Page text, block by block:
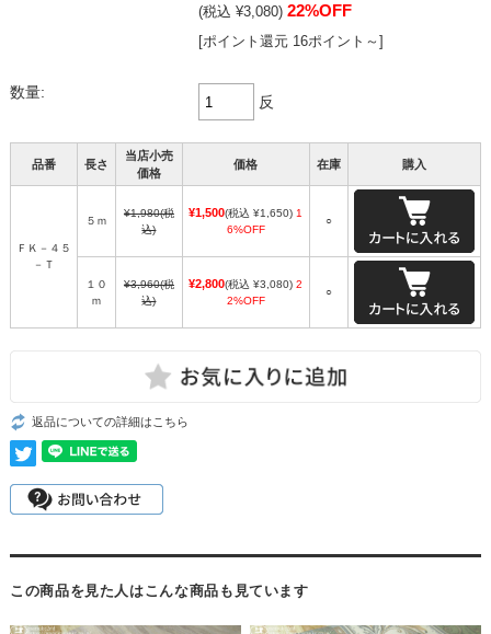
(税込 ¥3,080) 22%OFF
[ポイント還元 16ポイント～]
数量:
反
品番 長さ
当店小売
価格
価格 在庫 購入
ＦＫ－４５
－Ｔ
５ｍ
¥1,980(税
込)
¥1,500(税込 ¥1,650) 1
6%OFF
○
１０
ｍ
¥3,960(税
込)
¥2,800(税込 ¥3,080) 2
2%OFF
○
返品についての詳細はこちら
この商品を見た人はこんな商品も見ています